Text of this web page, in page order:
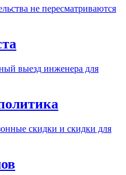
не пересматриваются
выезд инженера для
скидки и скидки для